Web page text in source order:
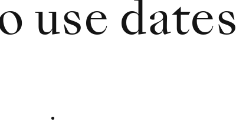
use dates